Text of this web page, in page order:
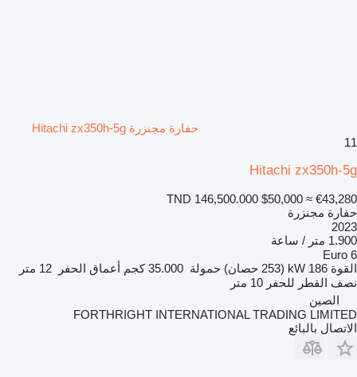
حفارة مجنزرة Hitachi zx350h-5g
11
Hitachi zx350h-5g
TND 146,500.000 $50,000 ≈ €43,280
حفارة مجنزرة
2023
1.900 متر / ساعة
Euro 6
القوة 186 kW (253 حصان) حمولة 35.000 كجم أعماق الحفر
12 متر
نصف القطر للحفر 10 متر
الصين
FORTHRIGHT INTERNATIONAL TRADING LIMITED
الاتصال بالبائع